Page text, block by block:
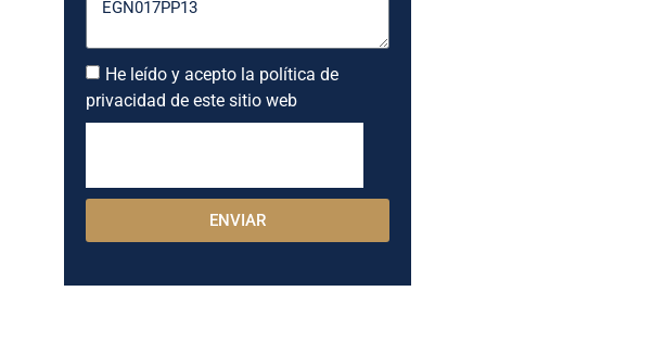
He leído y acepto la política de
privacidad de este sitio web
ENVIAR